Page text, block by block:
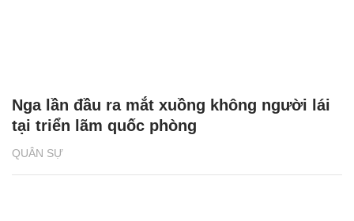
QUÂN SỰ
Nga lần đầu ra mắt xuồng không người lái
tại triển lãm quốc phòng